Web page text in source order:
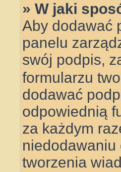
» W jaki
Aby dodawać
panelu
swój podpis,
formularzu
dodawać
odpowiednią
za każdym
tworzenia